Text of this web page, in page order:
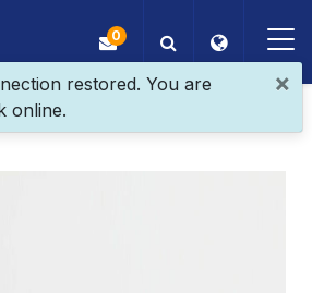
0
絲
×
restored. You are
online.